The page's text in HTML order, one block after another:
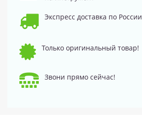
Экспресс доставка по России
Только оригинальный товар!
Звони прямо сейчас!